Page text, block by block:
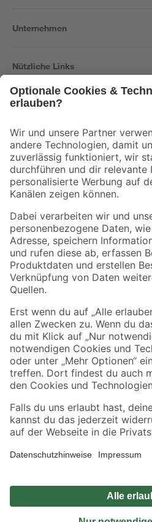
Unternehmen
Nützliche Links
Der toom Newsletter: Keine Angebote und
Zur Newsletter Anmeldung
Folge uns
Zahlungsarten
Sicher einkaufen
Jetzt die toom-App herunterladen
Alle Preisangaben in EUR inkl. gesetzl. MwSt..
Umständen nicht in allen Märkten verfügbar. Die
Produkte nur solange der Vorrat reicht.
*Paketversand ab 59 € versandkostenfrei, gilt
Privatsphäre
Nutzungsbedingungen
Widerrufsrecht